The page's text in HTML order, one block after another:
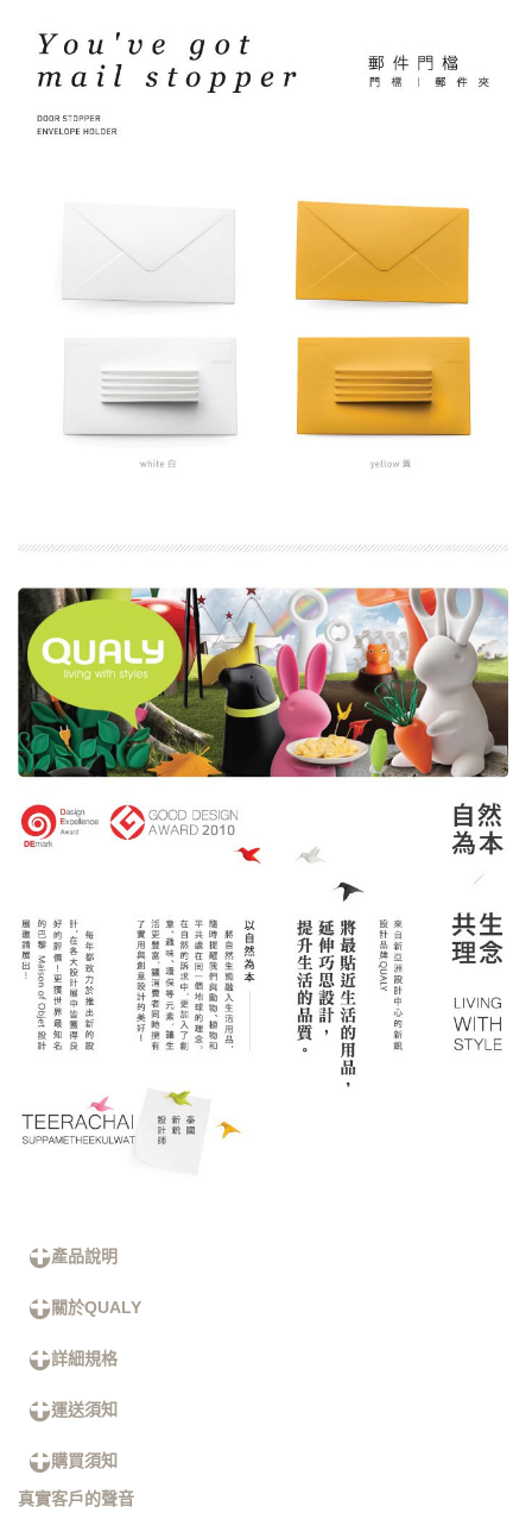
產品說明
關於QUALY
詳細規格
運送須知
購買須知
真實客戶的聲音